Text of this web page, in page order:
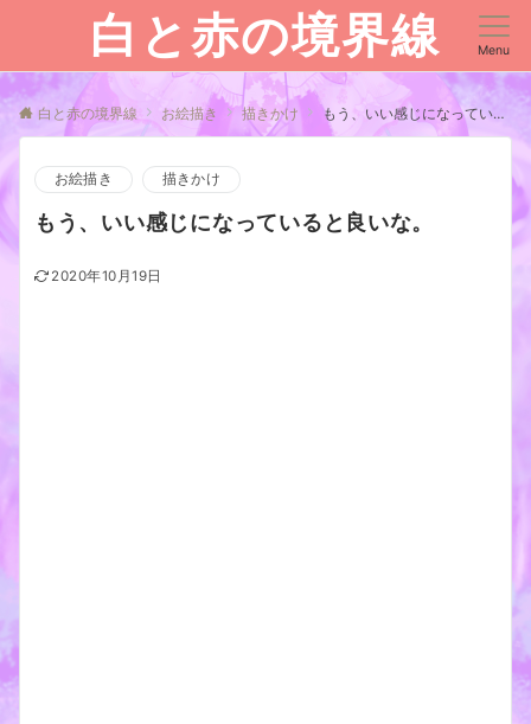
白と赤の境界線 Menu
白と赤の境界線 お絵描き 描きかけ もう、いい感じになっていると良いな。
お絵描き 描きかけ
もう、いい感じになっていると良いな。
2020年10月19日